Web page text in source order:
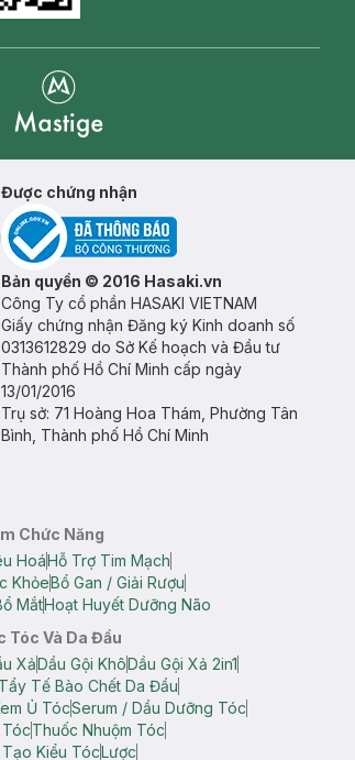
Được chứng nhận
Bản quyền © 2016 Hasaki.vn
Công Ty cổ phần HASAKI VIETNAM
Giấy chứng nhận Đăng ký Kinh doanh số
0313612829 do Sở Kế hoạch và Đầu tư
Thành phố Hồ Chí Minh cấp ngày
13/01/2016
Trụ sở: 71 Hoàng Hoa Thám, Phường Tân
Bình, Thành phố Hồ Chí Minh
Chức Năng
HoáHỗ Trợ Tim Mạch
KhỏeBổ Gan / Giải Rượu
MắtHoạt Huyết Dưỡng Não
Tóc Và Da Đầu
XảDầu Gội KhôDầu Gội Xả 2in1
Tẩy Tế Bào Chết Da Đầu
Ủ TócSerum / Dầu Dưỡng Tóc
Thuốc Nhuộm Tóc
Tạo Kiểu TócLược